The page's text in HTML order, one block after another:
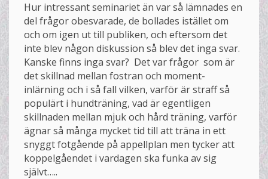
Hur intressant seminariet än var så lämnades en
del frågor obesvarade, de bollades istället om
och om igen ut till publiken, och eftersom det
inte blev någon diskussion så blev det inga svar.
Kanske finns inga svar? Det var frågor som är
det skillnad mellan fostran och moment-
inlärning och i så fall vilken, varför är straff så
populärt i hundträning, vad är egentligen
skillnaden mellan mjuk och hård träning, varför
ägnar så många mycket tid till att träna in ett
snyggt fotgående på appellplan men tycker att
koppelgåendet i vardagen ska funka av sig
självt…..